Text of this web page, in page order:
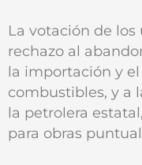
La votación de
rechazo al
la importación y
combustibles, y a
la petrolera
para obras